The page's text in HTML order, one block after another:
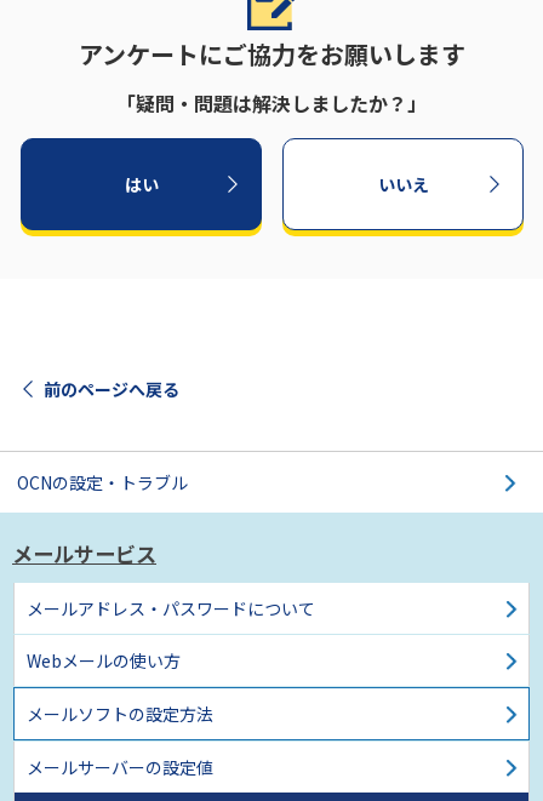
アンケートにご協力をお願いします
「疑問・問題は解決しましたか？」
はい いいえ
前のページへ戻る
OCNの設定・トラブル
メールサービス
メールアドレス・パスワードについて
Webメールの使い方
メールソフトの設定方法
メールサーバーの設定値